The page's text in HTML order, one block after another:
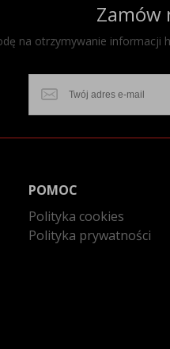
Zamów
na otrzymywanie informacji
POMOC
Polityka cookies
Polityka prywatności